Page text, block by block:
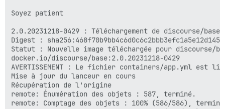
Soyez patient
2.0.20231218-0429 : Téléchargement de discourse/base
Digest :
Statut : Nouvelle image téléchargée pour discourse/
docker.io/discourse/base:2.0.20231218-0429
AVERTISSEMENT : Le fichier containers/app.yml
Mise à jour du lanceur en cours
Récupération de l'origine
remote: Énumération des objets : 587, terminé.
remote: Comptage des objets : 100% (586/586),